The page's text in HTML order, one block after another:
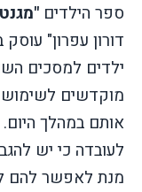
ספר הילדים
דורון עפרון" עוסק
ילדים למסכים
מוקדשים
אותם במהלך
לעובדה כי יש
מנת לאפשר להם